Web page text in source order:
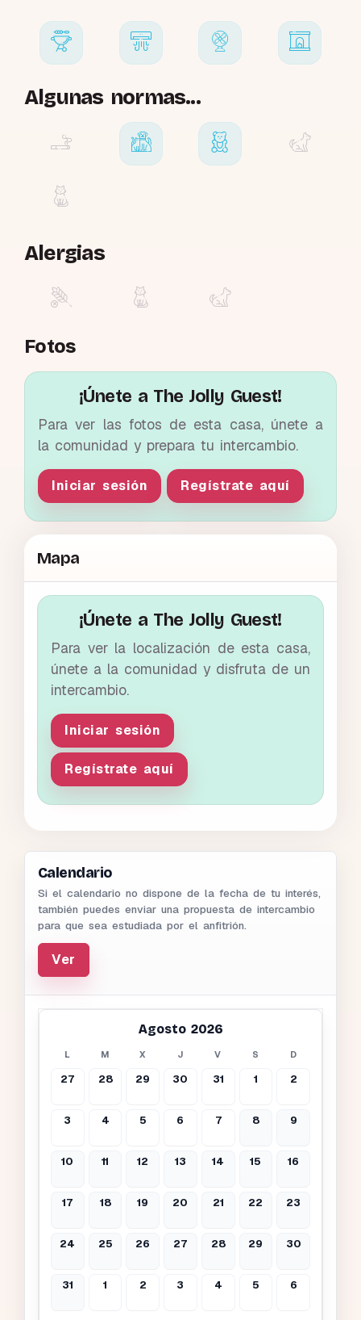
Algunas normas...
Alergias
Fotos
¡Únete a The Jolly Guest!
Para ver las fotos de esta casa, únete a
la comunidad y prepara tu intercambio.
Iniciar sesión Regístrate aquí
Mapa
¡Únete a The Jolly Guest!
Para ver la localización de esta casa,
únete a la comunidad y disfruta de un
intercambio.
Iniciar sesión
Regístrate aquí
Calendario
Si el calendario no dispone de la fecha de tu interés,
también puedes enviar una propuesta de intercambio
para que sea estudiada por el anfitrión.
Ver
Agosto 2026
L M X J V S D
27 28 29 30 31 1 2
3 4 5 6 7 8 9
10 11 12 13 14 15 16
17 18 19 20 21 22 23
24 25 26 27 28 29 30
31 1 2 3 4 5 6